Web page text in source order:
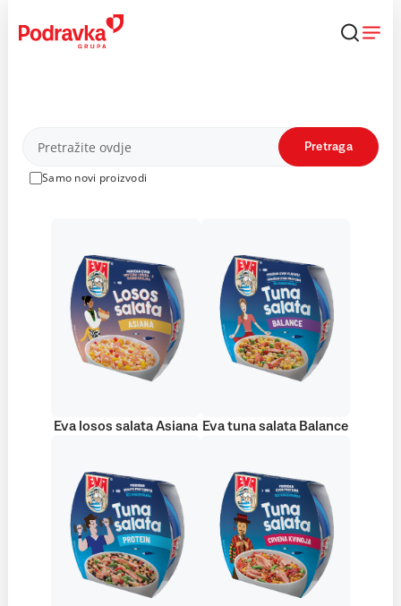
content
Proizvodi
Samo novi proizvodi
Pretraga
Eva losos salata Asiana Eva tuna salata Balance